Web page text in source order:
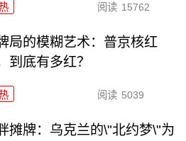
阅读 15762
局的模糊艺术：普京核红
到底有多红？
阅读 5039
摊牌：乌克兰的\"北约梦\"为